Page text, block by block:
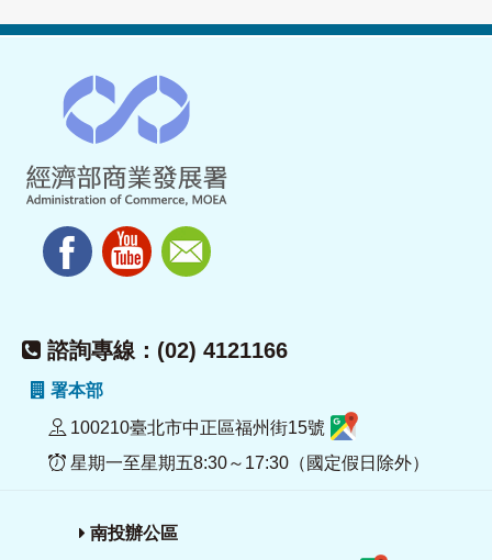
諮詢專線：(02) 4121166
署本部
100210臺北市中正區福州街15號
星期一至星期五8:30～17:30（國定假日除外）
南投辦公區